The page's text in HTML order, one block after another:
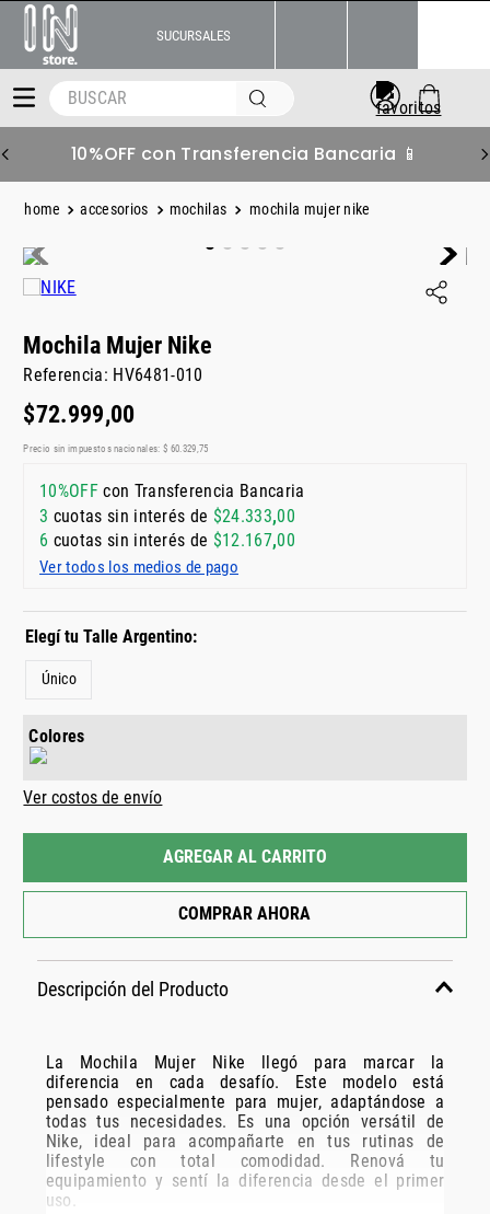
SUCURSALES
BUSCAR
10%OFF con Transferencia Bancaria 📱
accesorios mochilas mochila mujer nike
Mochila Mujer Nike
Referencia: HV6481-010
$72.999,00
Precio sin impuestos nacionales: $ 60 329 75
10%OFFcon Transferencia Bancaria
3 cuotas sin interés de $24.333,00
6 cuotas sin interés de $12.167,00
Ver todos los medios de pago
Único
Colores
Ver costos de envío
AGREGAR AL CARRITO
COMPRAR AHORA
Descripción del Producto
La Mochila Mujer Nike llegó para marcar la
diferencia en cada desafío. Este modelo está
pensado especialmente para mujer, adaptándose a
todas tus necesidades. Es una opción versátil de
Nike, ideal para acompañarte en tus rutinas de
lifestyle con total comodidad. Renová tu
equipamiento y sentí la diferencia desde el primer
uso.